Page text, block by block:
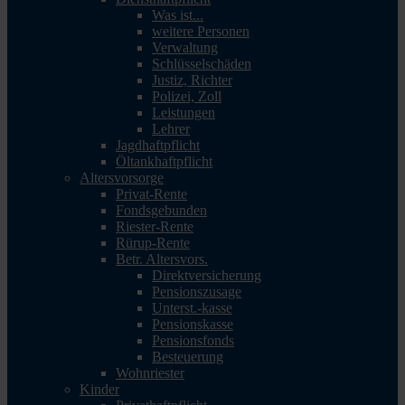
Was ist...
weitere Personen
Verwaltung
Schlüsselschäden
Justiz, Richter
Polizei, Zoll
Leistungen
Lehrer
Jagdhaftpflicht
Öltankhaftpflicht
Altersvorsorge
Privat-Rente
Fondsgebunden
Riester-Rente
Rürup-Rente
Betr. Altersvors.
Direktversicherung
Pensionszusage
Unterst.-kasse
Pensionskasse
Pensionsfonds
Besteuerung
Wohnriester
Kinder